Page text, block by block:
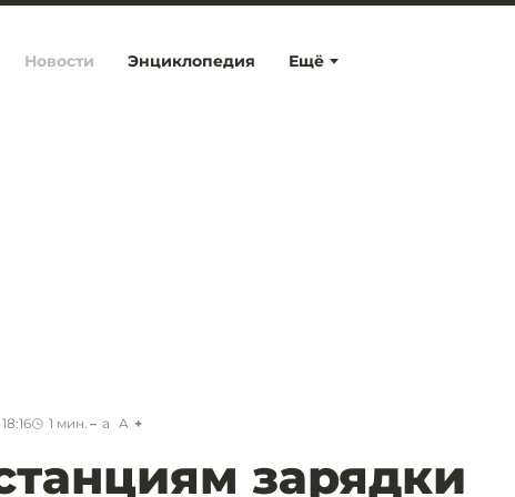
Ещё
Новости Энциклопедия
1 мин. a A
зарядки